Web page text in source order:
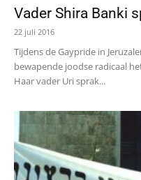
Vader Shira Banki
22 juli 2016
Tijdens de Gaypride in
bewapende joodse radicaal
Haar vader Uri sprak...